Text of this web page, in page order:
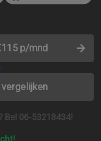
p/mnd
Bel 06-53218434!